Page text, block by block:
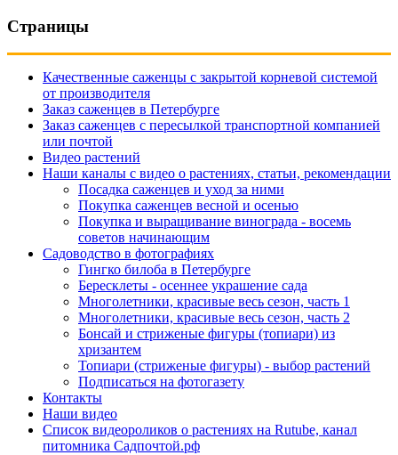
Страницы
Качественные саженцы с закрытой корневой системой
от производителя
Заказ саженцев в Петербурге
Заказ саженцев с пересылкой транспортной компанией
или почтой
Видео растений
Наши каналы с видео о растениях, статьи, рекомендации
Посадка саженцев и уход за ними
Покупка саженцев весной и осенью
Покупка и выращивание винограда - восемь
советов начинающим
Садоводство в фотографиях
Гингко билоба в Петербурге
Бересклеты - осеннее украшение сада
Многолетники, красивые весь сезон, часть 1
Многолетники, красивые весь сезон, часть 2
Бонсай и стриженые фигуры (топиари) из
хризантем
Топиари (стриженые фигуры) - выбор растений
Подписаться на фотогазету
Контакты
Наши видео
Список видеороликов о растениях на Rutube, канал
питомника Садпочтой.рф